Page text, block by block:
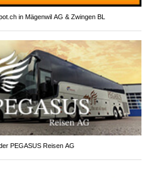
in Mägenwil AG & Zwingen BL
PEGASUS Reisen AG